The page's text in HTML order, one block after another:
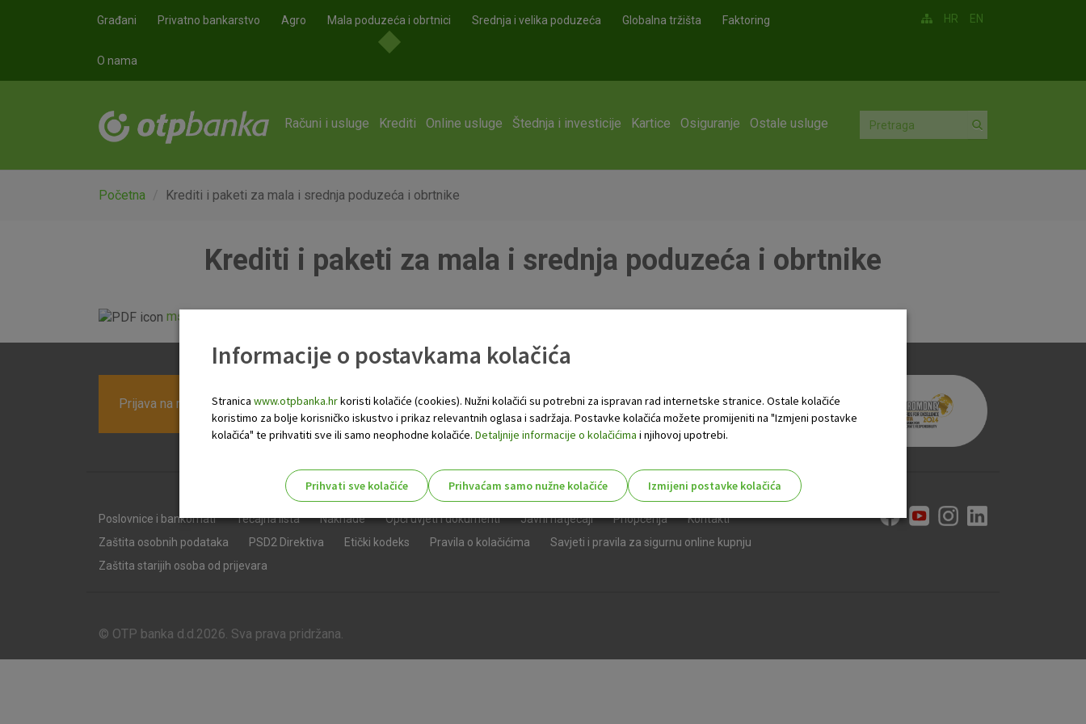
Građani Privatno bankarstvo Agro Mala poduzeća i obrtnici Srednja i velika poduzeća Globalna tržišta Faktoring
O nama
HR EN
Računi i usluge Krediti Online usluge Štednja i investicije Kartice Osiguranje Ostale usluge
Početna Krediti i paketi za mala i srednja poduzeća i obrtnike
Krediti i paketi za mala i srednja poduzeća i obrtnike
mse_krediti_i_paketi.pdf
Prijava na newsletter OTP banke
Poslovnice i bankomati Tečajna lista Naknade Opći uvjeti i dokumenti Javni natječaji Priopćenja
Kontakti
Zaštita osobnih podataka
PSD2 Direktiva Etički kodeks Pravila o kolačićima
Savjeti i pravila za sigurnu online kupnju
Zaštita starijih osoba od prijevara
© OTP banka d.d.2026. Sva prava pridržana.
Informacije o postavkama kolačića
Stranica www.otpbanka.hrkoristi kolačiće (cookies). Nužni kolačići su potrebni za ispravan rad internetske stranice. Ostale kolačiće
koristimo za bolje korisničko iskustvo i prikaz relevantnih oglasa i sadržaja. Postavke kolačića možete promijeniti na "Izmjeni postavke
kolačića" te prihvatiti sve ili samo neophodne kolačiće. Detaljnije informacije o kolačićima i njihovoj upotrebi.
Prihvati sve kolačiće Prihvaćam samo nužne kolačiće
Izmijeni postavke kolačića